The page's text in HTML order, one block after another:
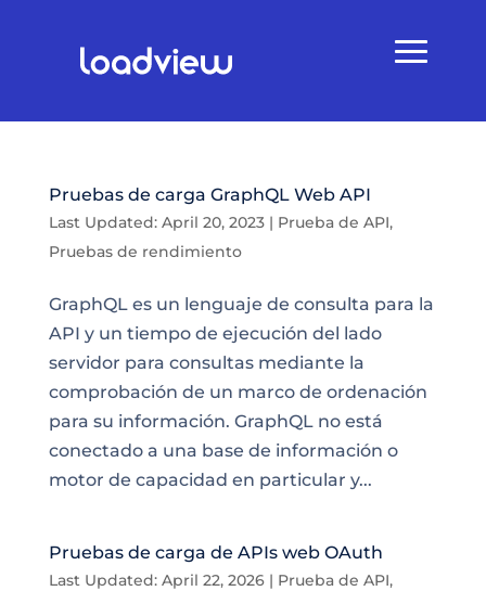
Pruebas de carga GraphQL Web API
Last Updated: April 20, 2023| Prueba de API,
Pruebas de rendimiento
GraphQL es un lenguaje de consulta para la
API y un tiempo de ejecución del lado
servidor para consultas mediante la
comprobación de un marco de ordenación
para su información. GraphQL no está
conectado a una base de información o
motor de capacidad en particular y...
Pruebas de carga de APIs web OAuth
Last Updated: April 22, 2026| Prueba de API,